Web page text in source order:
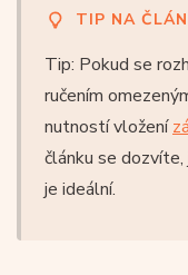
TIP NA
Tip: Pokud se
ručením
nutností vložení
článku se
je ideální.